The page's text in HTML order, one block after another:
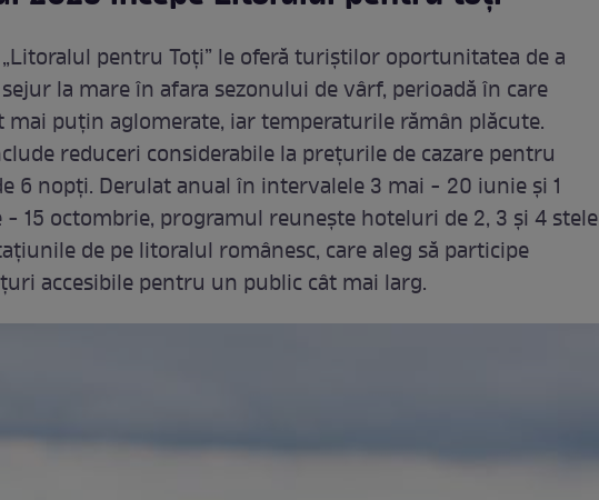
pentru Toți” le oferă turiștilor oportunitatea de a
la mare în afara sezonului de vârf, perioadă în care
mai puțin aglomerate, iar temperaturile rămân plăcute.
reduceri considerabile la prețurile de cazare pentru
6 nopți. Derulat anual în intervalele 3 mai - 20 iunie și 1
15 octombrie, programul reunește hoteluri de 2, 3 și 4 stele
de pe litoralul românesc, care aleg să participe
accesibile pentru un public cât mai larg.